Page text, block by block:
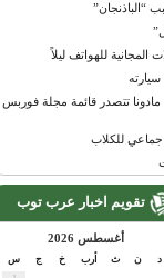
للهواتف ليلاً
مليون دولار.. مادونا تتصدر قائمة مجلة فوربس
للكلاب
تقويم اخبار عرب توب
أغسطس 2026
أرب س